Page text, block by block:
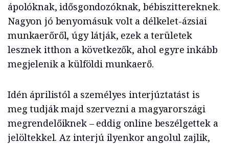
ápolóknak, idősgondozóknak, bébiszittereknek.
Nagyon jó benyomásuk volt a délkelet-ázsiai
munkaerőről, úgy látják, ezek a területek
lesznek itthon a következők, ahol egyre inkább
megjelenik a külföldi munkaerő.
Idén áprilistól a személyes interjúztatást is
meg tudják majd szervezni a magyarországi
megrendelőiknek – eddig online beszélgettek a
jelöltekkel. Az interjú ilyenkor angolul zajlik,